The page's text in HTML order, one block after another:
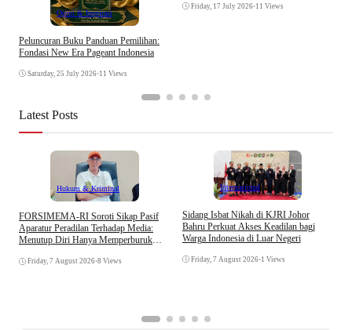
Opini & Inspirasi
Peluncuran Buku Panduan Pemilihan:
Fondasi New Era Pageant Indonesia
Saturday, 25 July 2026•11 Views
Friday, 17 July 2026•11 Views
Latest Posts
Hukum & Kriminal
​FORSIMEMA-RI Soroti Sikap Pasif
Aparatur Peradilan Terhadap Media:
Menutup Diri Hanya Memperburuk
Friday, 7 August 2026•8 Views
Internasional
Sidang Isbat Nikah di KJRI Johor
Bahru Perkuat Akses Keadilan bagi
Warga Indonesia di Luar Negeri
Friday, 7 August 2026•1 Views